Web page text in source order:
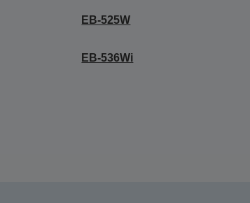
EB-525W
EB-536Wi